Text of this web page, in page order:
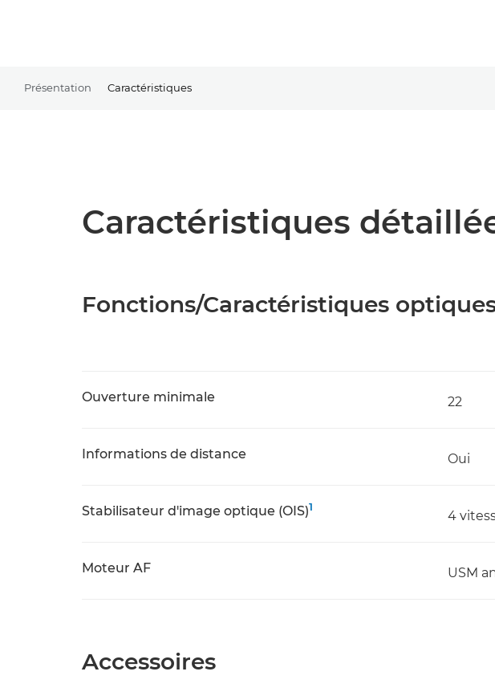
Présentation Caractéristiques
Caractéristiques
Fonctions/Caractéristiques
Ouverture minimale 22
Informations de distance Oui
Stabilisateur d'image optique (OIS)1
4
Moteur AF USM
Accessoires